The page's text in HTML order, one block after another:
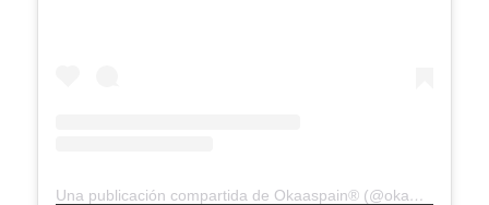
Una publicación compartida de Okaaspain® (@okaaspain)